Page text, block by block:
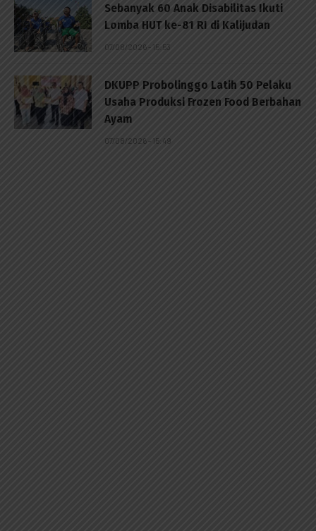
Sebanyak 60 Anak Disabilitas Ikuti
Lomba HUT ke-81 RI di Kalijudan
07/08/2026 - 15:53
DKUPP Probolinggo Latih 50 Pelaku
Usaha Produksi Frozen Food Berbahan
Ayam
07/08/2026 - 15:49